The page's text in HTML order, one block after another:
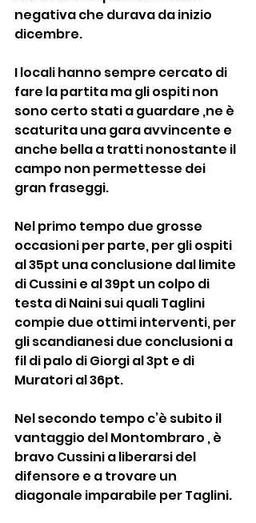
negativa che durava da inizio
dicembre.
I locali hanno sempre cercato di
fare la partita ma gli ospiti non
sono certo stati a guardare ,ne è
scaturita una gara avvincente e
anche bella a tratti nonostante il
campo non permettesse dei
gran fraseggi.
Nel primo tempo due grosse
occasioni per parte, per gli ospiti
al 35pt una conclusione dal limite
di Cussini e al 39pt un colpo di
testa di Naini sui quali Taglini
compie due ottimi interventi, per
gli scandianesi due conclusioni a
fil di palo di Giorgi al 3pt e di
Muratori al 36pt.
Nel secondo tempo c’è subito il
vantaggio del Montombraro , è
bravo Cussini a liberarsi del
difensore e a trovare un
diagonale imparabile per Taglini.